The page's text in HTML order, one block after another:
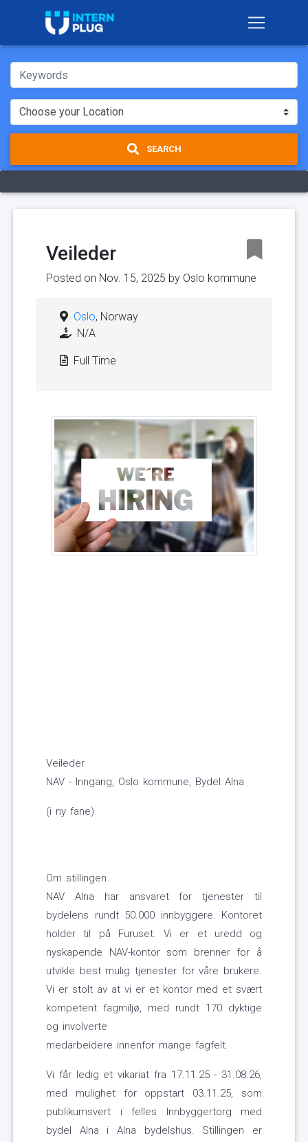
SEARCH
Veileder
Posted on Nov. 15, 2025 by Oslo kommune
Oslo, Norway
N/A
Full Time
Veileder
NAV - Inngang, Oslo kommune, Bydel Alna
(i ny fane)
Om stillingen
NAV Alna har ansvaret for tjenester til
bydelens rundt 50.000 innbyggere. Kontoret
holder til på Furuset. Vi er et uredd og
nyskapende NAV-kontor som brenner for å
utvikle best mulig tjenester for våre brukere.
Vi er stolt av at vi er et kontor med et svært
kompetent fagmiljø, med rundt 170 dyktige
og involverte
medarbeidere innenfor mange fagfelt.
Vi får ledig et vikariat fra 17.11.25 - 31.08.26,
med mulighet for oppstart 03.11.25, som
publikumsvert i felles Innbyggertorg med
bydel Alna i Alna bydelshus. Stillingen er